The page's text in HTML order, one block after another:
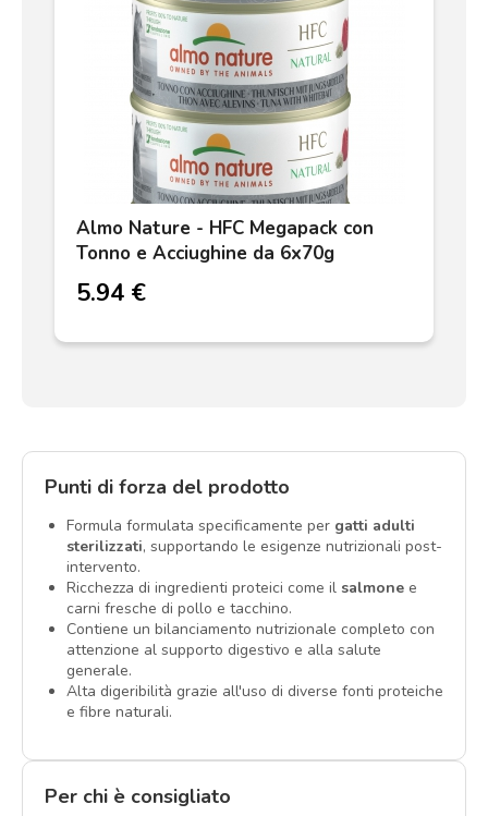
Almo Nature - HFC Megapack con
Tonno e Acciughine da 6x70g
5.94 €
Punti di forza del prodotto
Formula formulata specificamente per gatti adulti
sterilizzati, supportando le esigenze nutrizionali post-
intervento.
Ricchezza di ingredienti proteici come il salmone e
carni fresche di pollo e tacchino.
Contiene un bilanciamento nutrizionale completo con
attenzione al supporto digestivo e alla salute
generale.
Alta digeribilità grazie all'uso di diverse fonti proteiche
e fibre naturali.
Per chi è consigliato